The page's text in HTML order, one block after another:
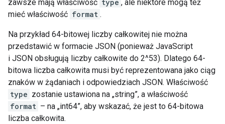
zawsze mają właściwość type , ale niektóre mogą też
mieć właściwość format .
Na przykład 64-bitowej liczby całkowitej nie można
przedstawić w formacie JSON (ponieważ JavaScript
i JSON obsługują liczby całkowite do 2^53). Dlatego 64-
bitowa liczba całkowita musi być reprezentowana jako ciąg
znaków w żądaniach i odpowiedziach JSON. Właściwość
type zostanie ustawiona na „string”, a właściwość
format – na „int64”, aby wskazać, że jest to 64-bitowa
liczba całkowita.